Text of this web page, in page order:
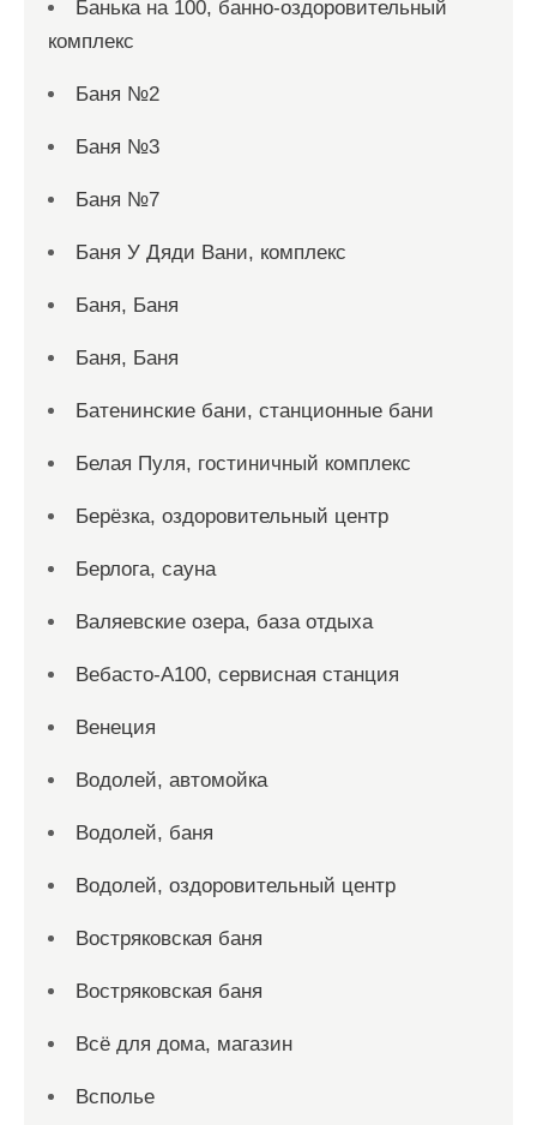
Банька на 100, банно-оздоровительный
комплекс
Баня №2
Баня №3
Баня №7
Баня У Дяди Вани, комплекс
Баня, Баня
Баня, Баня
Батенинские бани, станционные бани
Белая Пуля, гостиничный комплекс
Берёзка, оздоровительный центр
Берлога, сауна
Валяевские озера, база отдыха
Вебасто-А100, сервисная станция
Венеция
Водолей, автомойка
Водолей, баня
Водолей, оздоровительный центр
Востряковская баня
Востряковская баня
Всё для дома, магазин
Всполье